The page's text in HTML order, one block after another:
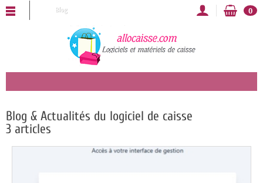
Blog 0
ALLOCAISSE vous souhaite une bonne année 2025 !
Blog & Actualités du logiciel de caisse
3 articles